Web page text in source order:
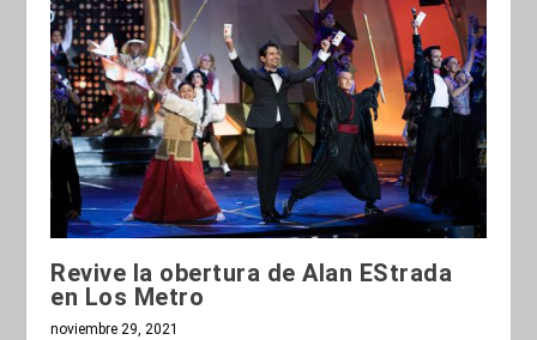
Revive la obertura de Alan EStrada
en Los Metro
noviembre 29, 2021